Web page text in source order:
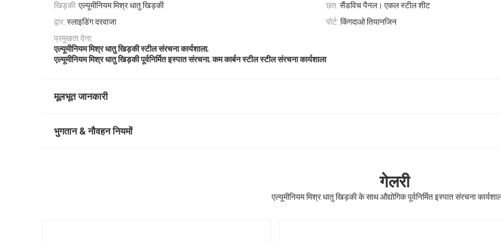
खिड़की: एल्यूमीनियम मिश्र धातु खिड़की छत: सैंडविच पैनल। एकल स्टील शीट
द्वार: स्लाइडिंग दरवाजा पोर्ट: किंगदाओ तियानजिन
प्रमुखता देना:
एल्यूमीनियम मिश्र धातु खिड़की स्टील संरचना कार्यशाला,
एल्यूमीनियम मिश्र धातु खिड़की पूर्वनिर्मित इस्पात संरचना,कम कार्बन स्टील स्टील संरचना कार्यशाला
मूलभूत जानकारी
भुगतान & नौवहन नियमों
गेलरी
एल्यूमीनियम मिश्र धातु खिड़की के साथ औद्योगिक पूर्वनिर्मित इस्पात संरचना